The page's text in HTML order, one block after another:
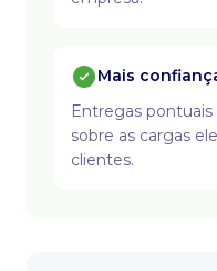
Mais
Entregas
sobre as cargas
clientes.